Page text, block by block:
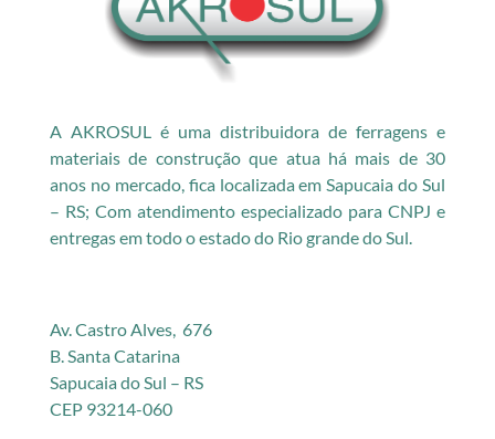
A AKROSUL é uma distribuidora de ferragens e
materiais de construção que atua há mais de 30
anos no mercado, fica localizada em Sapucaia do Sul
– RS; Com atendimento especializado para CNPJ e
entregas em todo o estado do Rio grande do Sul.
Av. Castro Alves, 676
B. Santa Catarina
Sapucaia do Sul – RS
CEP 93214-060